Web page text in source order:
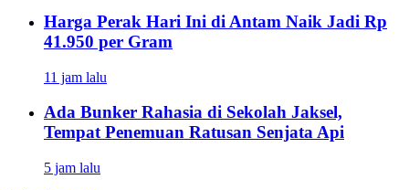
Harga Perak Hari Ini di Antam Naik Jadi Rp
41.950 per Gram
11 jam lalu
Ada Bunker Rahasia di Sekolah Jaksel,
Tempat Penemuan Ratusan Senjata Api
5 jam lalu